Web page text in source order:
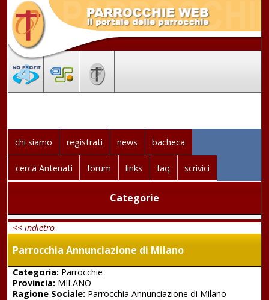
chi siamo registrati news bacheca
cerca Antenati forum links faq scrivici
Categorie
<< indietro
Parrocchia Annunciazione di Milano
Categoria:Parrocchie
Provincia:MILANO
Ragione Sociale:Parrocchia Annunciazione di Milano